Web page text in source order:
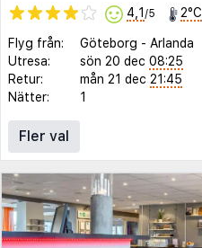
4,1 /5 2°C
Flyg från: Göteborg - Arlanda
Utresa:
sön 20 dec 08:25
Retur:
mån 21 dec 21:45
Nätter:
1
Fler val